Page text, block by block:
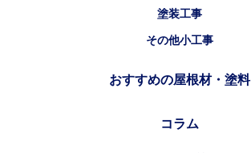
塗装工事
その他小工事
おすすめの屋根材・塗料
コラム